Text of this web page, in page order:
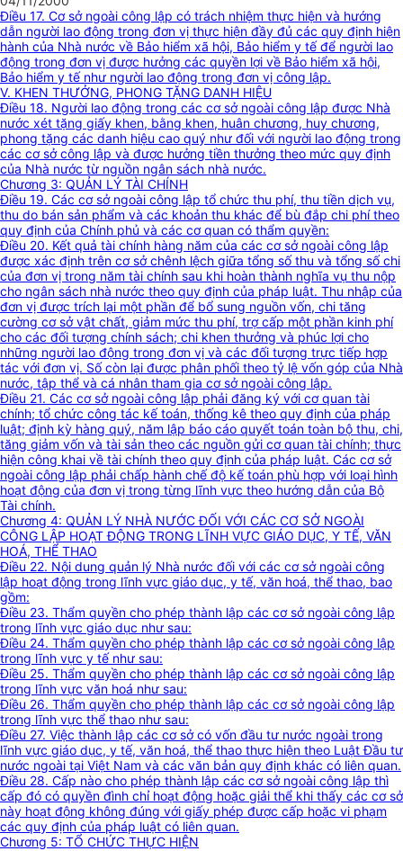
Điều 17. Cơ sở ngoài công lập có trách nhiệm thực hiện và hướng
dẫn người lao động trong đơn vị thực hiện đầy đủ các quy định hiện
hành của Nhà nước về Bảo hiểm xã hội, Bảo hiểm y tế để người lao
động trong đơn vị được hưởng các quyền lợi về Bảo hiểm xã hội,
Bảo hiểm y tế như người lao động trong đơn vị công lập.
V. KHEN THƯỞNG, PHONG TẶNG DANH HIỆU
Điều 18. Người lao động trong các cơ sở ngoài công lập được Nhà
nước xét tặng giấy khen, bằng khen, huân chương, huy chương,
phong tặng các danh hiệu cao quý như đối với người lao động trong
các cơ sở công lập và được hưởng tiền thưởng theo mức quy định
của Nhà nước từ nguồn ngân sách nhà nước.
Chương 3: QUẢN LÝ TÀI CHÍNH
Điều 19. Các cơ sở ngoài công lập tổ chức thu phí, thu tiền dịch vụ,
thu do bán sản phẩm và các khoản thu khác để bù đắp chi phí theo
quy định của Chính phủ và các cơ quan có thẩm quyền:
Điều 20. Kết quả tài chính hàng năm của các cơ sở ngoài công lập
được xác định trên cơ sở chênh lệch giữa tổng số thu và tổng số chi
của đơn vị trong năm tài chính sau khi hoàn thành nghĩa vụ thu nộp
cho ngân sách nhà nước theo quy định của pháp luật. Thu nhập của
đơn vị được trích lại một phần để bổ sung nguồn vốn, chi tăng
cường cơ sở vật chất, giảm mức thu phí, trợ cấp một phần kinh phí
cho các đối tượng chính sách; chi khen thưởng và phúc lợi cho
những người lao động trong đơn vị và các đối tượng trực tiếp hợp
tác với đơn vị. Số còn lại được phân phối theo tỷ lệ vốn góp của Nhà
nước, tập thể và cá nhân tham gia cơ sở ngoài công lập.
Điều 21. Các cơ sở ngoài công lập phải đăng ký với cơ quan tài
chính; tổ chức công tác kế toán, thống kê theo quy định của pháp
luật; định kỳ hàng quý, năm lập báo cáo quyết toán toàn bộ thu, chi,
tăng giảm vốn và tài sản theo các nguồn gửi cơ quan tài chính; thực
hiện công khai về tài chính theo quy định của pháp luật. Các cơ sở
ngoài công lập phải chấp hành chế độ kế toán phù hợp với loại hình
hoạt động của đơn vị trong từng lĩnh vực theo hướng dẫn của Bộ
Tài chính.
Chương 4: QUẢN LÝ NHÀ NƯỚC ĐỐI VỚI CÁC CƠ SỞ NGOÀI
CÔNG LẬP HOẠT ĐỘNG TRONG LĨNH VỰC GIÁO DỤC, Y TẾ, VĂN
HOÁ, THỂ THAO
Điều 22. Nội dung quản lý Nhà nước đối với các cơ sở ngoài công
lập hoạt động trong lĩnh vực giáo dục, y tế, văn hoá, thể thao, bao
gồm:
Điều 23. Thẩm quyền cho phép thành lập các cơ sở ngoài công lập
trong lĩnh vực giáo dục như sau:
Điều 24. Thẩm quyền cho phép thành lập các cơ sở ngoài công lập
trong lĩnh vực y tế như sau:
Điều 25. Thẩm quyền cho phép thành lập các cơ sở ngoài công lập
trong lĩnh vực văn hoá như sau:
Điều 26. Thẩm quyền cho phép thành lập các cơ sở ngoài công lập
trong lĩnh vực thể thao như sau:
Điều 27. Việc thành lập các cơ sở có vốn đầu tư nước ngoài trong
lĩnh vực giáo dục, y tế, văn hoá, thể thao thực hiện theo Luật Đầu tư
nước ngoài tại Việt Nam và các văn bản quy định khác có liên quan.
Điều 28. Cấp nào cho phép thành lập các cơ sở ngoài công lập thì
cấp đó có quyền đình chỉ hoạt động hoặc giải thể khi thấy các cơ sở
này hoạt động không đúng với giấy phép được cấp hoặc vi phạm
các quy định của pháp luật có liên quan.
Chương 5: TỔ CHỨC THỰC HIỆN